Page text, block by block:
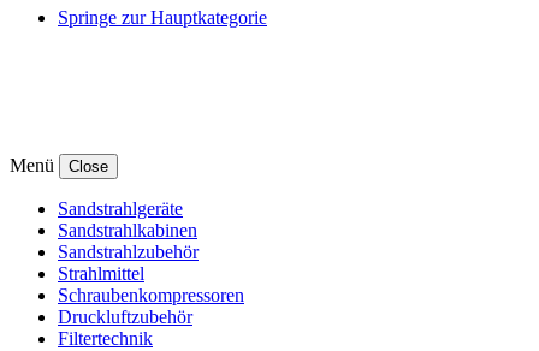
Springe zur Hauptkategorie
Menü Close
Sandstrahlgeräte
Sandstrahlkabinen
Sandstrahlzubehör
Strahlmittel
Schraubenkompressoren
Druckluftzubehör
Filtertechnik